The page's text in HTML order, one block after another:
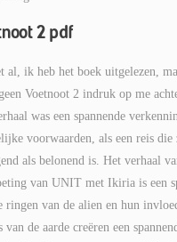
2 pdf
al, ik heb het boek uitgelezen,
Voetnoot 2 indruk op me
was een spannende
voorwaarden, als een reis die
als belonend is. Het verhaal
van UNIT met Ikiria is een
ringen van de alien en hun
van de aarde creëren een